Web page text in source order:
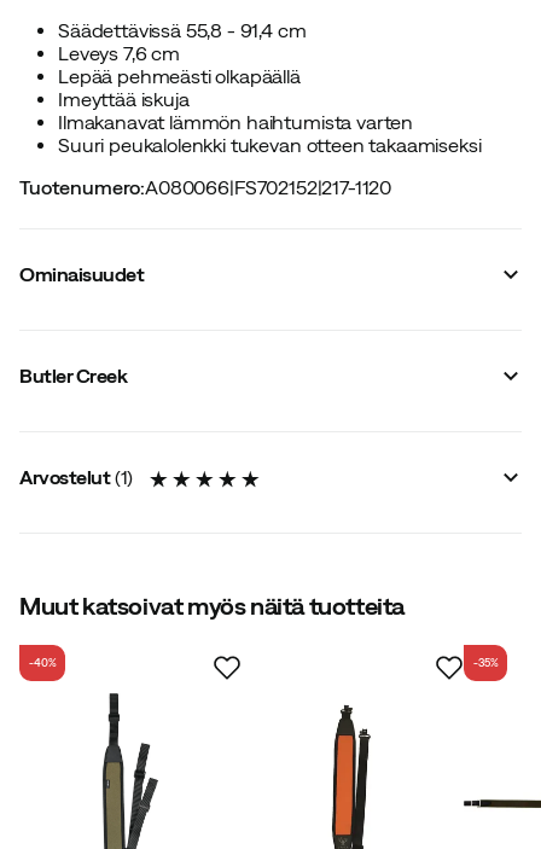
Säädettävissä 55,8 - 91,4 cm
Leveys 7,6 cm
Lepää pehmeästi olkapäällä
Imeyttää iskuja
Ilmakanavat lämmön haihtumista varten
Suuri peukalolenkki tukevan otteen takaamiseksi
Tuotenumero:A080066|FS702152|217-1120
Ominaisuudet
Valmistusmaa
Butler Creek
Arvostelut (1)
5.0
yhteensä 1 arvostelu
Frans L 4 vuotta sitten Vahvistettu ostaja
Black
Muut katsoivat myös näitä tuotteita
-40% -35%